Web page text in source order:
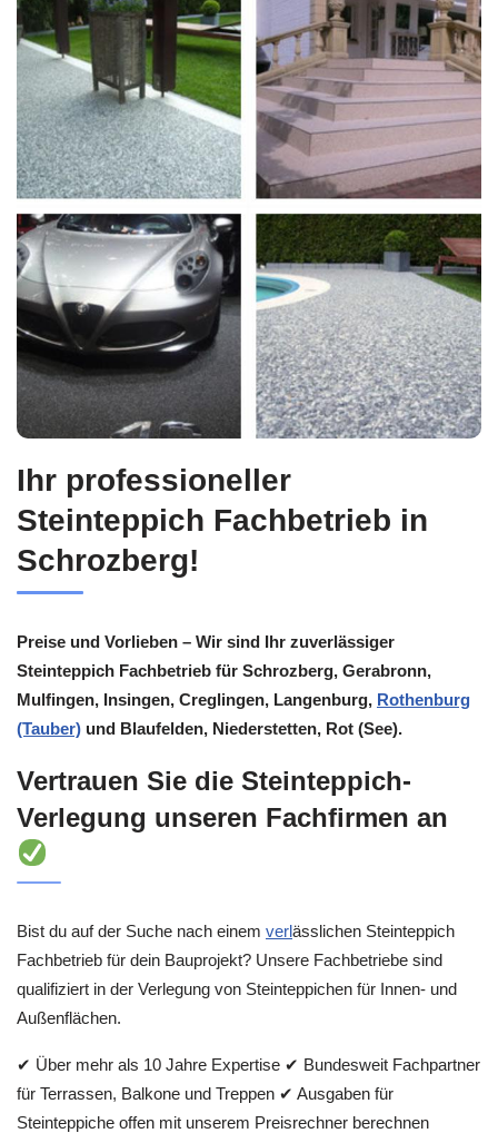
Ihr professioneller
Steinteppich Fachbetrieb in
Schrozberg!
Preise und Vorlieben – Wir sind Ihr zuverlässiger
Steinteppich Fachbetrieb für Schrozberg, Gerabronn,
Mulfingen, Insingen, Creglingen, Langenburg, Rothenburg
(Tauber) und Blaufelden, Niederstetten, Rot (See).
Vertrauen Sie die Steinteppich-
Verlegung unseren Fachfirmen an
Bist du auf der Suche nach einem verlässlichen Steinteppich
Fachbetrieb für dein Bauprojekt? Unsere Fachbetriebe sind
qualifiziert in der Verlegung von Steinteppichen für Innen- und
Außenflächen.
✔ Über mehr als 10 Jahre Expertise ✔ Bundesweit Fachpartner
für Terrassen, Balkone und Treppen ✔ Ausgaben für
Steinteppiche offen mit unserem Preisrechner berechnen